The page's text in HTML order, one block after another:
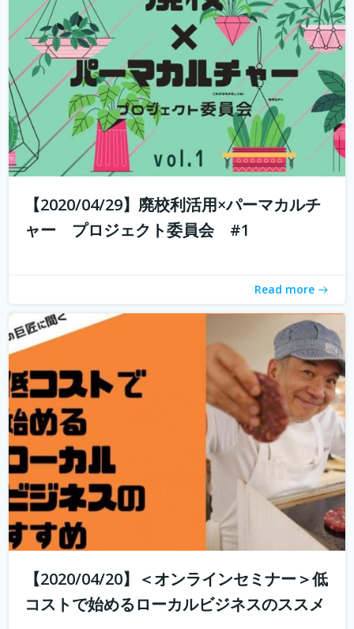
【2020/04/29】廃校利活用×パーマカルチ
ャー プロジェクト委員会 #1
Read more
山と田んぼに囲まれた奥丹波で大行列のカフェ・ベーカリ
ーを営む市島製パン研究所のオーナー、三澤さんを講師に
招いて、こんなときだからこそ、コロナに負けない、強固
なビジネスモデルの作り方のヒント教えてもらういます。
何を学べるか？ 市島製パン研究...続きを読む
【2020/04/20】＜オンラインセミナー＞低
コストで始めるローカルビジネスのススメ